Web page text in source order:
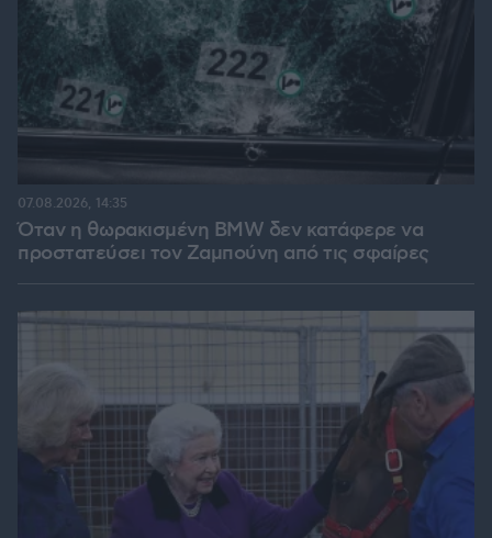
Όταν η θωρακισμένη BMW δεν κατάφερε να
προστατεύσει τον Ζαμπούνη από τις σφαίρες
07.08.2026, 14:35